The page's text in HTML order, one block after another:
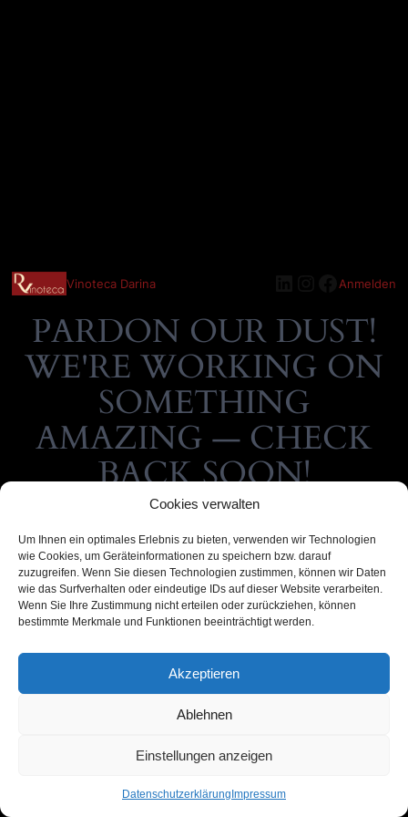
Cookies verwalten
Um Ihnen ein optimales Erlebnis zu bieten, verwenden wir Technologien
wie Cookies, um Geräteinformationen zu speichern bzw. darauf
zuzugreifen. Wenn Sie diesen Technologien zustimmen, können wir Daten
wie das Surfverhalten oder eindeutige IDs auf dieser Website verarbeiten.
Wenn Sie Ihre Zustimmung nicht erteilen oder zurückziehen, können
bestimmte Merkmale und Funktionen beeinträchtigt werden.
Akzeptieren
Ablehnen
Einstellungen anzeigen
Datenschutzerklärung Impressum
Vinoteca Darina LinkedIn
Instagram
Anmelden
PARDON OUR DUST!
WE'RE WORKING ON
SOMETHING
AMAZING — CHECK
BACK SOON!